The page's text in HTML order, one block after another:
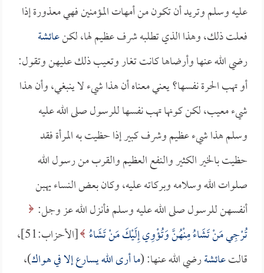
عليه وسلم وتريد أن تكون من أمهات المؤمنين فهي معذورة إذا
فعلت ذلك، وهذا الذي تطلبه شرف عظيم لها، لكنعائشة
رضي الله عنها وأرضاها كانت تغار وتعيب ذلك عليهن وتقول:
أو تهب الحرة نفسها؟ يعني معناه أن هذا شيء لا ينبغي، وأن هذا
شيء معيب، لكن كونها تهب نفسها للرسول صلى الله عليه
وسلم هذا شيء عظيم وشرف كبير إذا حظيت به المرأة فقد
حظيت بالخير الكثير والنفع العظيم والقرب من رسول الله
صلوات الله وسلامه وبركاته عليه، وكان بعض النساء يهبن
أنفسهن للرسول صلى الله عليه وسلم فأنزل الله عز وجل:
تُرْجِي مَنْ تَشَاءُ مِنْهُنَّ وَتُؤْوِي إِلَيْكَ مَنْ تَشَاءُ
[الأحزاب:51]،
قالتعائشةرضي الله عنها: (ما أرى الله يسارع إلا في هواك)،